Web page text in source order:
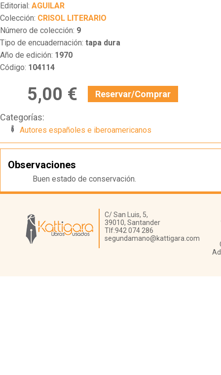
Editorial: AGUILAR
Colección: CRISOL LITERARIO
Número de colección: 9
Tipo de encuadernación: tapa dura
Año de edición: 1970
Código: 104114
5,00 € Reservar/Comprar
Categorías:
Autores españoles e iberoamericanos
Observaciones
Buen estado de conservación.
Librería Kattigara
C/ San Luis, 5,
39010, Santander
Tlf:942 074 286
segundamano@kattigara.com